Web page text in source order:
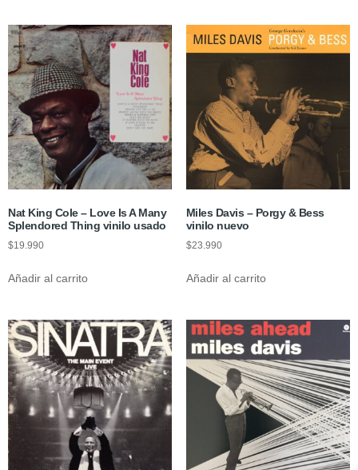
Nat King Cole – Love Is A Many
Splendored Thing vinilo usado
$19.990
Añadir al carrito
Miles Davis – Porgy & Bess
vinilo nuevo
$23.990
Añadir al carrito